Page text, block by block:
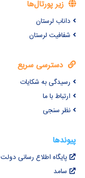
زیر پورتال‌ها
داناب لرستان
شفافیت لرستان
دسترسی سریع
رسیدگی به شکایات
ارتباط با ما
نظر سنجی
پیوندها
پایگاه اطلاع رسانی دولت
سامد